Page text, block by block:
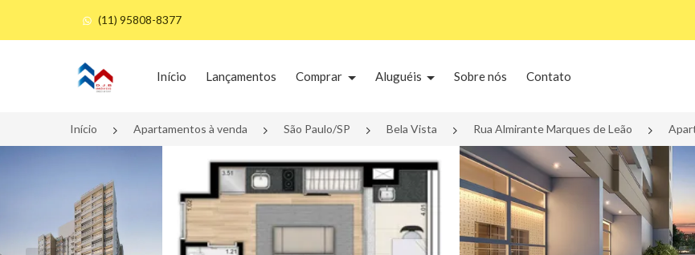
(11) 95808-8377
Página inicial
Início Lançamentos Comprar Aluguéis Sobre nós Contato
Início Apartamentos à venda São Paulo/SP Bela Vista Rua Almirante Marques de Leão